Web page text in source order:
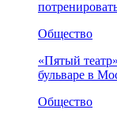
Общество
«Пятый
бульваре в
Общество